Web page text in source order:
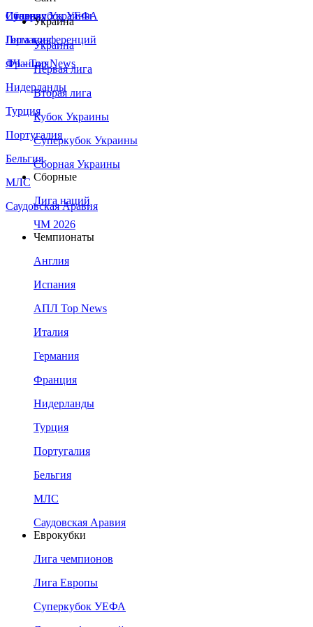
Сборная Украины
Италия
Германия
Франция
Нидерланды
Турция
Португалия
Бельгия
МЛС
Саудовская Аравия
Суперкубок УЕФА
Лига конференций
ЛЧ - Top News
Украина
Украина
Первая лига
Вторая лига
Кубок Украины
Суперкубок Украины
Сборная Украины
Сборные
Лига наций
ЧМ 2026
Чемпионаты
Англия
Испания
АПЛ Top News
Италия
Германия
Франция
Нидерланды
Турция
Португалия
Бельгия
МЛС
Саудовская Аравия
Еврокубки
Лига чемпионов
Лига Европы
Суперкубок УЕФА